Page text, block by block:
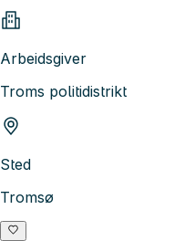
Arbeidsgiver
Troms politidistrikt
Sted
Tromsø